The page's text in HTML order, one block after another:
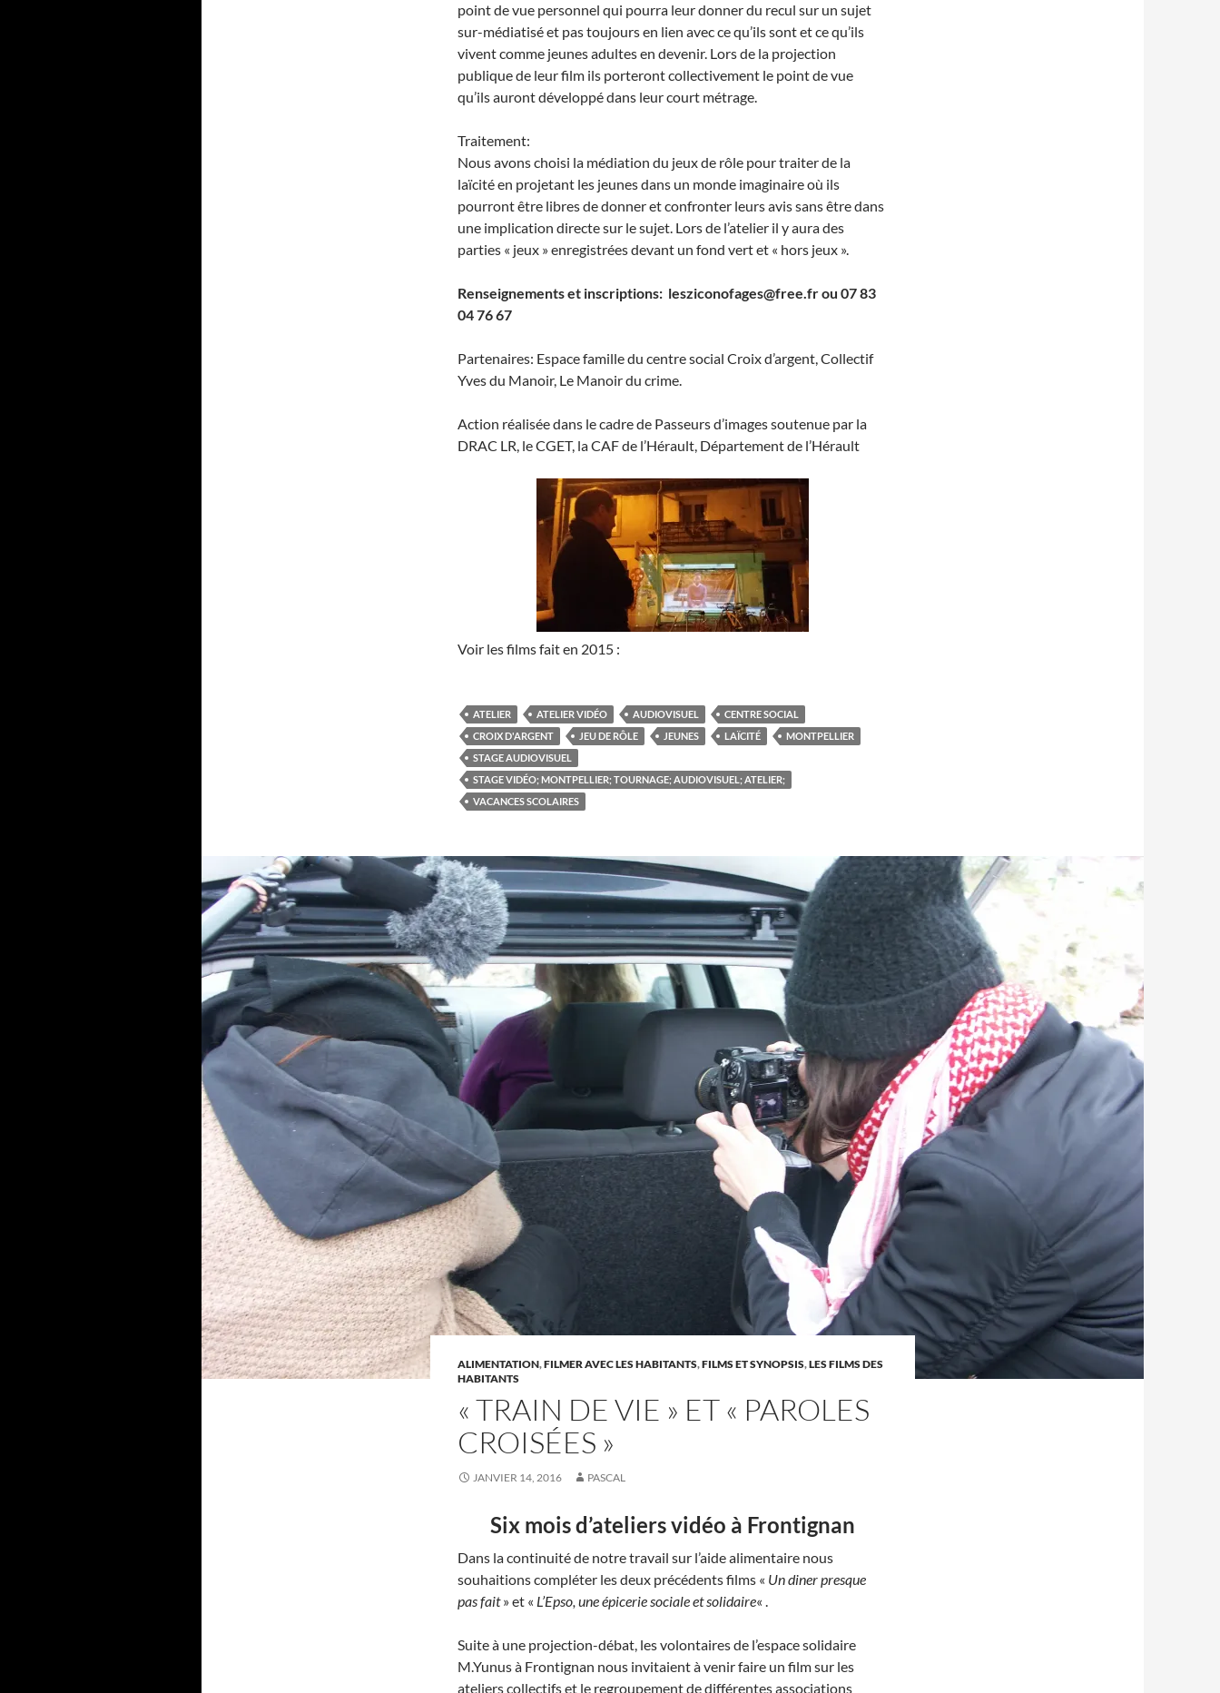
point de vue personnel qui pourra leur donner du recul sur un sujet
sur-médiatisé et pas toujours en lien avec ce qu’ils sont et ce qu’ils
vivent comme jeunes adultes en devenir. Lors de la projection
publique de leur film ils porteront collectivement le point de vue
qu’ils auront développé dans leur court métrage.
Traitement:
Nous avons choisi la médiation du jeux de rôle pour traiter de la
laïcité en projetant les jeunes dans un monde imaginaire où ils
pourront être libres de donner et confronter leurs avis sans être dans
une implication directe sur le sujet. Lors de l’atelier il y aura des
parties « jeux » enregistrées devant un fond vert et « hors jeux ».
Renseignements et inscriptions: lesziconofages@free.fr ou 07 83
04 76 67
Partenaires: Espace famille du centre social Croix d’argent, Collectif
Yves du Manoir, Le Manoir du crime.
Action réalisée dans le cadre de Passeurs d’images soutenue par la
DRAC LR, le CGET, la CAF de l’Hérault, Département de l’Hérault
Voir les films fait en 2015 :
ATELIER ATELIER VIDÉO AUDIOVISUEL
CENTRE SOCIAL
CROIX D'ARGENT
JEU DE RÔLE JEUNES LAÏCITÉ
MONTPELLIER
STAGE AUDIOVISUEL
STAGE VIDÉO; MONTPELLIER; TOURNAGE; AUDIOVISUEL; ATELIER;
VACANCES SCOLAIRES
ALIMENTATION,FILMER AVEC LES HABITANTS,FILMS ET SYNOPSIS,LES FILMS DES
HABITANTS
« TRAIN DE VIE » ET « PAROLES
CROISÉES »
JANVIER 14, 2016 PASCAL
Six mois d’ateliers vidéo à Frontignan
Dans la continuité de notre travail sur l’aide alimentaire nous
souhaitions compléter les deux précédents films « Un diner presque
pas fait» et « L’Epso, une épicerie sociale et solidaire« .
Suite à une projection-débat, les volontaires de l’espace solidaire
M.Yunus à Frontignan nous invitaient à venir faire un film sur les
ateliers collectifs et le regroupement de différentes associations